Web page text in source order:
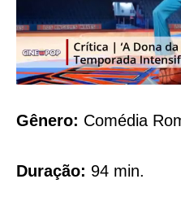
Gênero: Comédia
Duração: 94 min.